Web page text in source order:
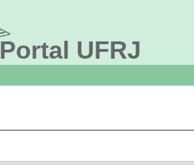
Portal UFRJ